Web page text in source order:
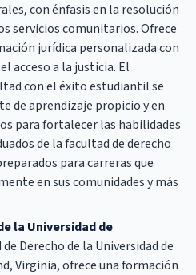
con énfasis en la resolución
servicios comunitarios. Ofrece
jurídica personalizada con
acceso a la justicia. El
con el éxito estudiantil se
de aprendizaje propicio y en
para fortalecer las habilidades
de la facultad de derecho
para carreras que
en sus comunidades y más
la Universidad de
de Derecho de la Universidad de
Virginia, ofrece una formación